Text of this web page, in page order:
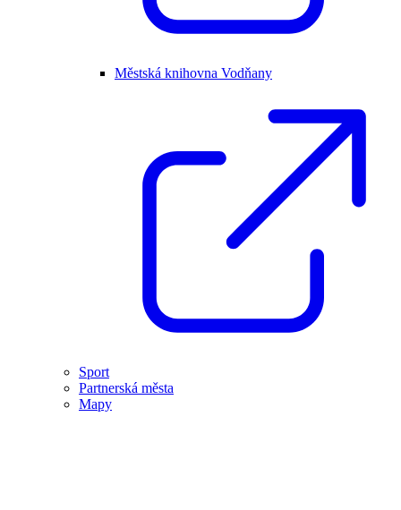
Městská knihovna Vodňany
Sport
Partnerská města
Mapy